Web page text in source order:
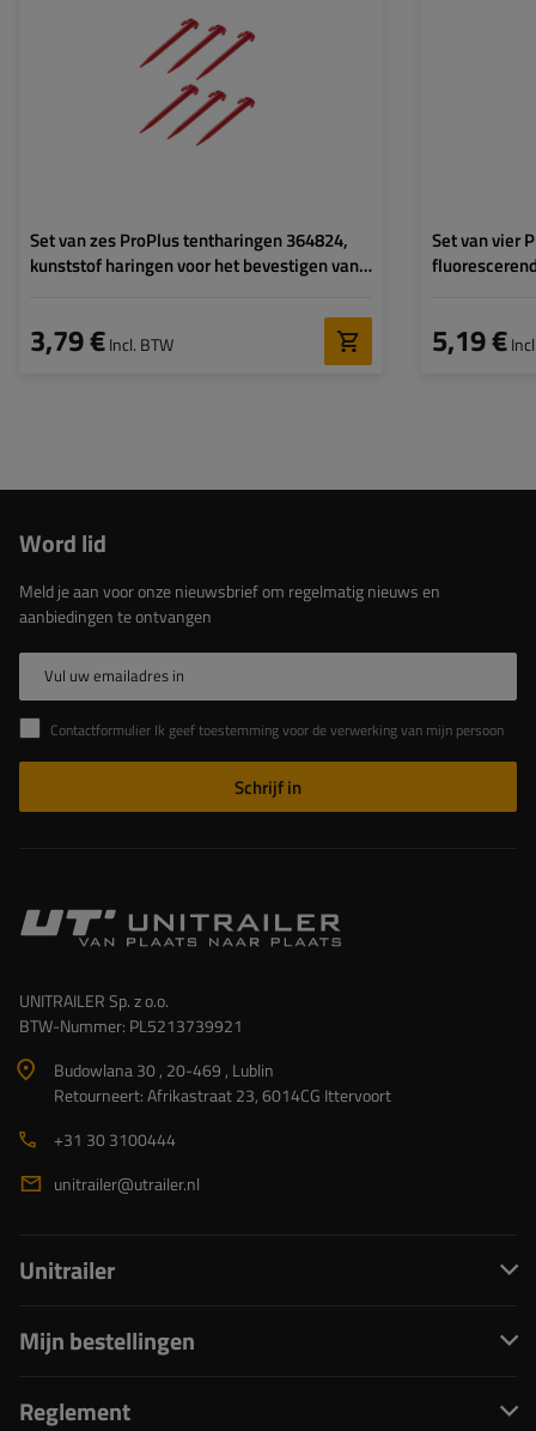
Set van zes ProPlus tentharingen 364824,
kunststof haringen voor het bevestigen van
3,79 €Incl. BTW
Set van vier
5,19 €
Word lid
Meld je aan voor onze nieuwsbrief om regelmatig nieuws en
aanbiedingen te ontvangen
Vul uw emailadres in
Contactformulier Ik geef toestemming voor de verwerking van mijn persoonlijke gegevens in het contactformulier in overeenstemming met de Verordening van het Europees Parlement en de Raad (EU)
Schrijf in
UNITRAILER Sp. z o.o.
BTW-Nummer: PL5213739921
Budowlana 30 , 20-469 , Lublin
Retourneert: Afrikastraat 23, 6014CG Ittervoort
+31 30 3100444
unitrailer@utrailer.nl
Unitrailer
Mijn bestellingen
Reglement